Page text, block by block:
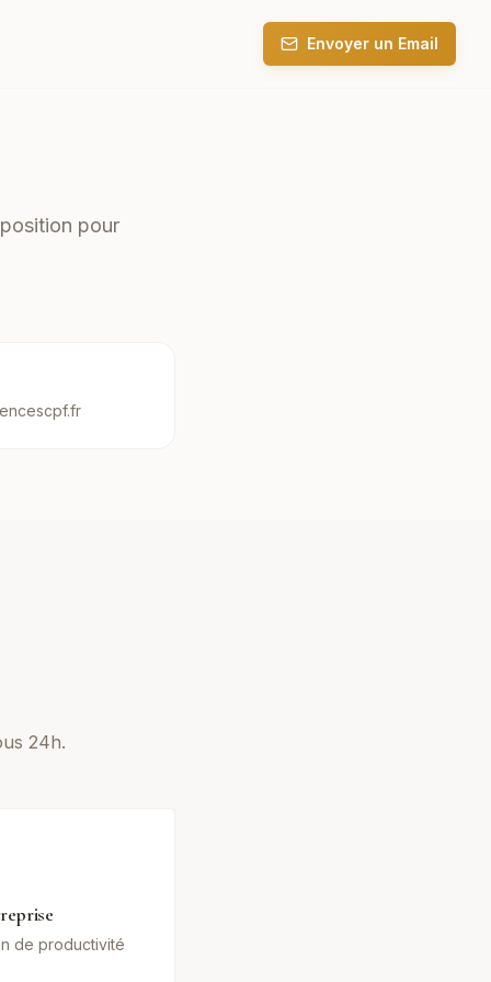
Envoyer un Email
pour
24h.
de productivité